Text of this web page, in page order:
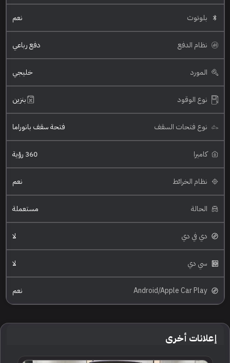
بلوتوث نعم
نظام الدفع دفع رباعي
المورد خليجي
نوع الوقود بنزين
نوع فتحات السقف فتحة سقف بانوراما
كاميرا 360 رؤية
نظام الخرائط نعم
الحالة مستعملة
دي في دي لا
سي دي لا
Android/Apple Car Play نعم
إعلانات أخرى